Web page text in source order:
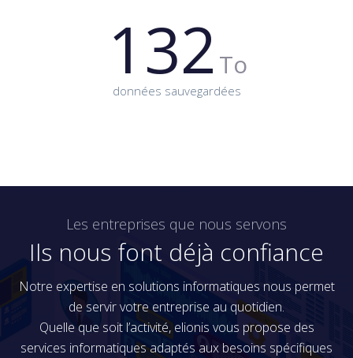
132 To
données sauvegardées
Les entreprises que nous servons
Ils nous font déjà confiance
Notre expertise en solutions informatiques nous permet
de servir votre entreprise au quotidien.
Quelle que soit l’activité, elionis vous propose des
services informatiques adaptés aux besoins spécifiques